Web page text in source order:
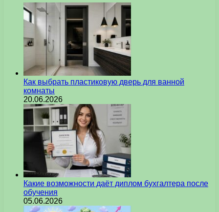
Как выбрать пластиковую дверь для ванной
комнаты
20.06.2026
Какие возможности даёт диплом бухгалтера после
обучения
05.06.2026